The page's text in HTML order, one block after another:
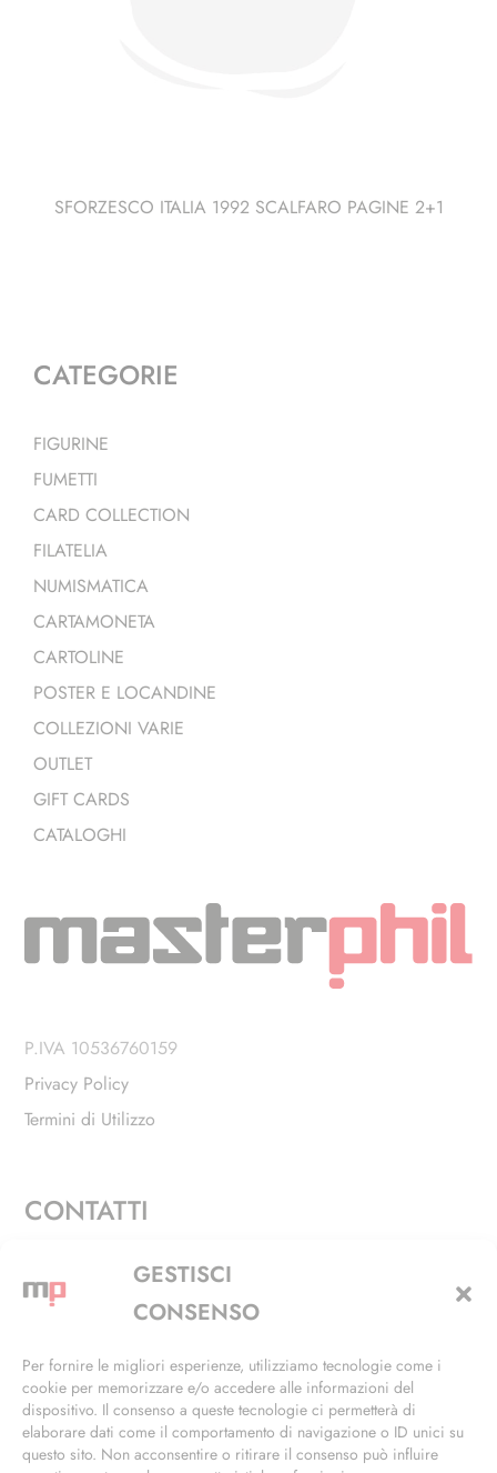
GESTISCI
CONSENSO
Per fornire le migliori esperienze, utilizziamo tecnologie come i
cookie per memorizzare e/o accedere alle informazioni del
dispositivo. Il consenso a queste tecnologie ci permetterà di
elaborare dati come il comportamento di navigazione o ID unici su
questo sito. Non acconsentire o ritirare il consenso può influire
SFORZESCO ITALIA 1992 SCALFARO PAGINE 2+1
CATEGORIE
FIGURINE
FUMETTI
CARD COLLECTION
FILATELIA
NUMISMATICA
CARTAMONETA
CARTOLINE
POSTER E LOCANDINE
COLLEZIONI VARIE
OUTLET
GIFT CARDS
CATALOGHI
P.IVA 10536760159
Privacy Policy
Termini di Utilizzo
CONTATTI
Via Alfieri, 27 - Trezzano Sul Naviglio (MI)
+39 02 4846 3155
info@masterphil.it